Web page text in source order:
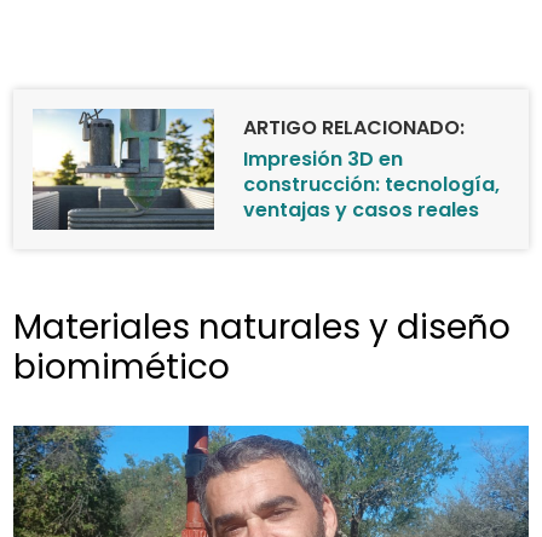
ARTIGO RELACIONADO:
Impresión 3D en
construcción: tecnología,
ventajas y casos reales
Materiales naturales y diseño
biomimético